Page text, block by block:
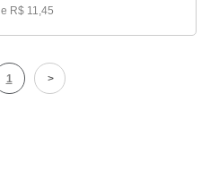
R$ 11,45
1